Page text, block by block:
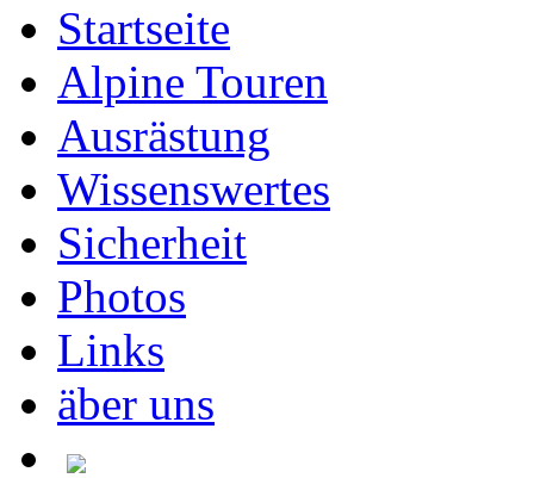
Startseite
Alpine Touren
Ausrästung
Wissenswertes
Sicherheit
Photos
Links
äber uns